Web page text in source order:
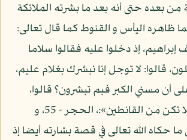
بعده حتى أنه بعد ما بشرته الملائكة
ظاهره اليأس و القنوط كما قال تعالى:
إذ دخلوا عليه فقالوا سلاما
قالوا: لا توجل إنا نبشرك بغلام عليم،
أن مسني الكبر فبم تبشرون؟ قالوا،
بشرناك بالحق فلا تكن من القانطين»:، الحجر - 55، و
حكاه الله تعالى في قصة بشارته أيضا إذ